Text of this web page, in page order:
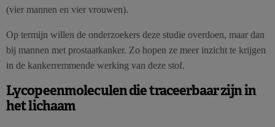
(vier mannen en vier vrouwen).
Op termijn willen de onderzoekers deze studie overdoen, maar dan
bij mannen met prostaatkanker. Zo hopen ze meer inzicht te krijgen
in de kankerremmende werking van deze stof.
Lycopeenmoleculen die traceerbaar zijn in
het lichaam